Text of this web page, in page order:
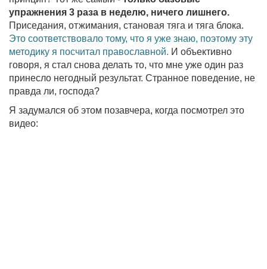
упражнения 3 раза в неделю, ничего лишнего.
Приседания, отжимания, становая тяга и тяга блока.
Это соответствовало тому, что я уже знаю, поэтому эту
методику я посчитал православной. И объективно
говоря, я стал снова делать то, что мне уже один раз
принесло негодный результат. Странное поведение, не
правда ли, господа?
Я задумался об этом позавчера, когда посмотрел это
видео: